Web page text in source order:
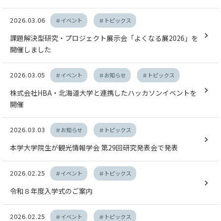
2026.03.06 ＃イベント ＃トピックス
課題解決型研究・プロジェクト展示会「よくなる展2026」を
開催しました
2026.03.05 ＃イベント ＃お知らせ ＃トピックス
株式会社HBA・北海道大学と連携したハッカソンイベントを
開催
2026.03.03 ＃お知らせ ＃トピックス
本学大学院生が観光情報学会 第29回研究発表会で発表
2026.02.25 ＃イベント ＃トピックス
令和８年度入学式のご案内
2026.02.25 ＃イベント ＃トピックス